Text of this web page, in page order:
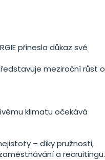
přinesla důkaz své
meziroční růst o
klimatu očekává
– díky pružnosti,
a recruitingu.